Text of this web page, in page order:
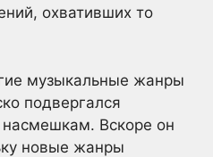
охвативших то
музыкальные жанры
подвергался
Вскоре он
новые жанры